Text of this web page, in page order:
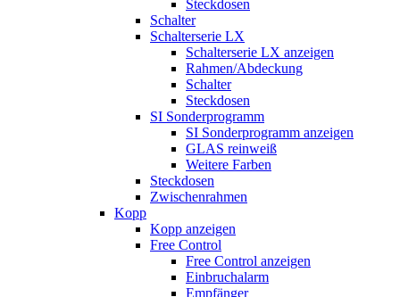
Steckdosen
Schalter
Schalterserie LX
Schalterserie LX anzeigen
Rahmen/Abdeckung
Schalter
Steckdosen
SI Sonderprogramm
SI Sonderprogramm anzeigen
GLAS reinweiß
Weitere Farben
Steckdosen
Zwischenrahmen
Kopp
Kopp anzeigen
Free Control
Free Control anzeigen
Einbruchalarm
Empfänger